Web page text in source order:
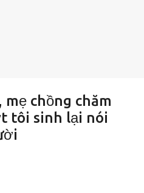
mẹ chồng chăm
tôi sinh lại nói